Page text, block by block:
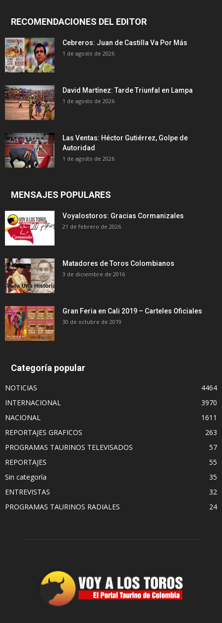
RECOMENDACIONES DEL EDITOR
Cebreros: Juan de Castilla Va Por Más
1 de agosto de 2026
David Martínez: Tarde Triunfal en Lampa
1 de agosto de 2026
Las Ventas: Héctor Gutiérrez, Golpe de
Autoridad
1 de agosto de 2026
MENSAJES POPULARES
Voyalostoros: Gracias Cormanizales
21 de febrero de 2026
Matadores de Toros Colombianos
3 de diciembre de 2016
Gran Feria en Cali 2019 – Carteles Oficiales
30 de octubre de 2019
Categoría popular
NOTICIAS
4464
INTERNACIONAL
3970
NACIONAL
1611
REPORTAJES GRAFICOS
263
PROGRAMAS TAURINOS TELEVISADOS
57
REPORTAJES
55
Sin categoría
35
ENTREVISTAS
32
PROGRAMAS TAURINOS RADIALES
24